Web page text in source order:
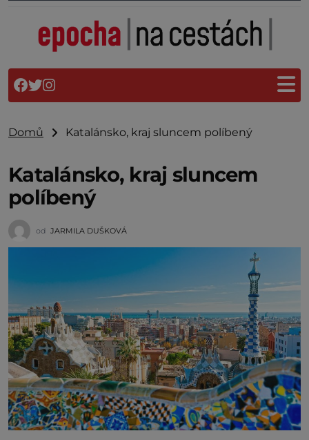
Domů Katalánsko, kraj sluncem políbený
Katalánsko, kraj sluncem
políbený
od JARMILA DUŠKOVÁ